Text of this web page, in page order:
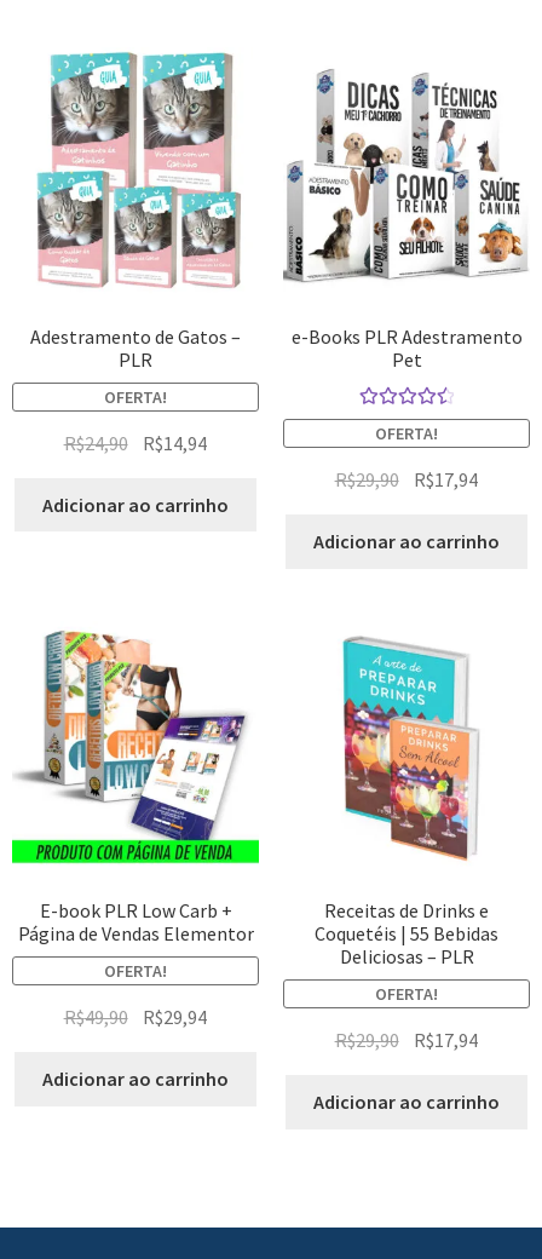
Adestramento de Gatos –
PLR
OFERTA!
R$24,90 R$14,94
Adicionar ao carrinho
e-Books PLR Adestramento
Pet
Avaliação
4.60de 5
OFERTA!
R$29,90 R$17,94
Adicionar ao carrinho
E-book PLR Low Carb +
Página de Vendas Elementor
OFERTA!
R$49,90 R$29,94
Adicionar ao carrinho
Receitas de Drinks e
Coquetéis | 55 Bebidas
Deliciosas – PLR
OFERTA!
R$29,90 R$17,94
Adicionar ao carrinho